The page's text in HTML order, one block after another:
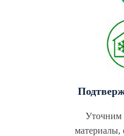
Уточним
материалы,